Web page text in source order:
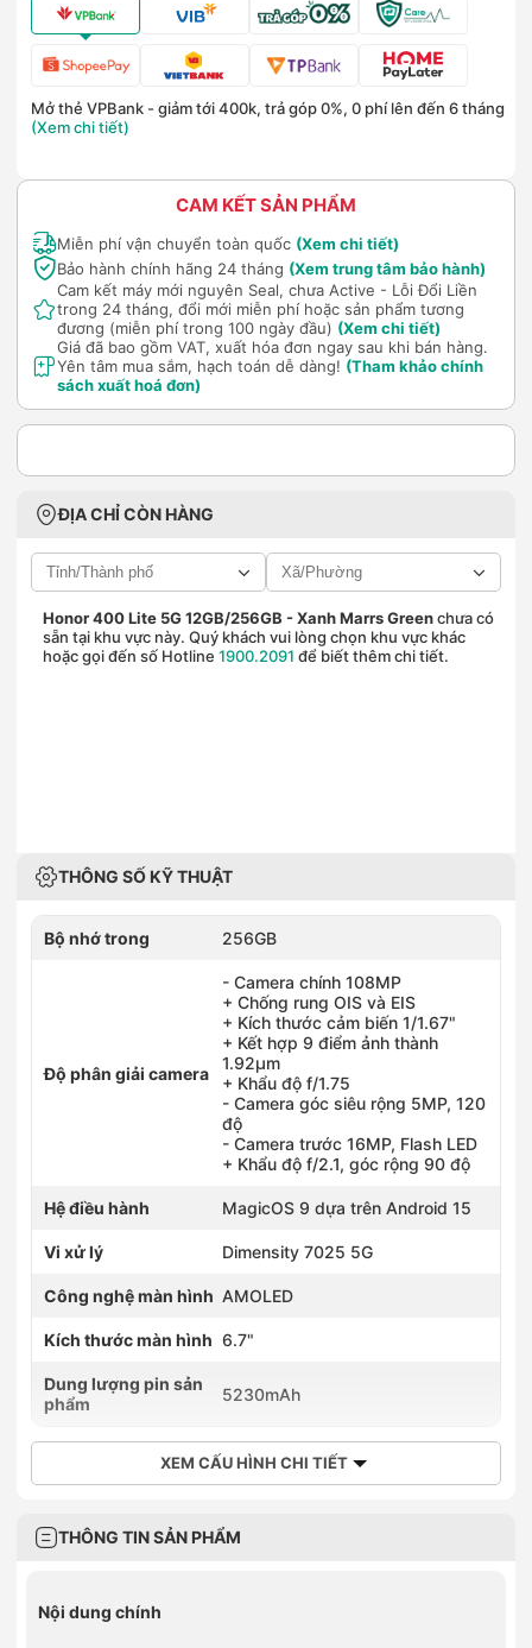
Mở thẻ VPBank - giảm tới 400k, trả góp 0%, 0 phí lên đến 6 tháng
(Xem chi tiết)
CAM KẾT SẢN PHẨM
Miễn phí vận chuyển toàn quốc (Xem chi tiết)
Bảo hành chính hãng 24 tháng (Xem trung tâm bảo hành)
Cam kết máy mới nguyên Seal, chưa Active - Lỗi Đổi Liền
trong 24 tháng, đổi mới miễn phí hoặc sản phẩm tương
đương (miễn phí trong 100 ngày đầu) (Xem chi tiết)
Giá đã bao gồm VAT, xuất hóa đơn ngay sau khi bán hàng.
Yên tâm mua sắm, hạch toán dễ dàng! (Tham khảo chính
sách xuất hoá đơn)
ĐỊA CHỈ CÒN HÀNG
Honor 400 Lite 5G 12GB/256GB - Xanh Marrs Greenchưa có
sẵn tại khu vực này. Quý khách vui lòng chọn khu vực khác
hoặc gọi đến số Hotline 1900.2091 để biết thêm chi tiết.
THÔNG SỐ KỸ THUẬT
Bộ nhớ trong 256GB
Độ phân giải camera
- Camera chính 108MP
+ Chống rung OIS và EIS
+ Kích thước cảm biến 1/1.67"
+ Kết hợp 9 điểm ảnh thành
1.92μm
+ Khẩu độ f/1.75
- Camera góc siêu rộng 5MP, 120
độ
- Camera trước 16MP, Flash LED
+ Khẩu độ f/2.1, góc rộng 90 độ
Hệ điều hành MagicOS 9 dựa trên Android 15
Vi xử lý Dimensity 7025 5G
Công nghệ màn hình AMOLED
Kích thước màn hình 6.7"
Dung lượng pin sản
phẩm
5230mAh
XEM CẤU HÌNH CHI TIẾT
THÔNG TIN SẢN PHẨM
Nội dung chính